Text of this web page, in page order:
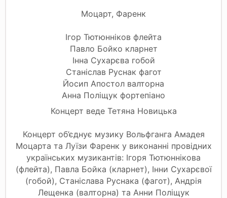
Моцарт, Фаренк
Ігор Тютюнніков флейта
Павло Бойко кларнет
Інна Сухарєва гобой
Станіслав Руснак фагот
Йосип Апостол валторна
Анна Поліщук фортепіано
Концерт веде Тетяна Новицька
Концерт об’єднує музику Вольфганга Амадея
Моцарта та Луїзи Фаренк у виконанні провідних
українських музикантів: Ігоря Тютюннікова
(флейта), Павла Бойка (кларнет), Інни Сухарєвої
(гобой), Станіслава Руснака (фагот), Андрія
Лещенка (валторна) та Анни Поліщук